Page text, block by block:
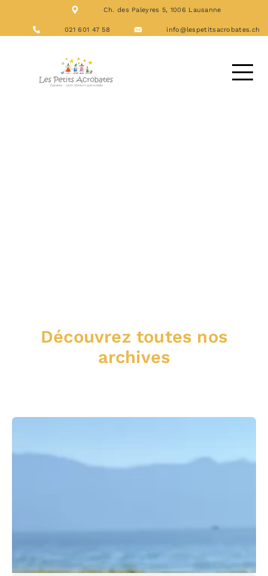
Ch. des Paleyres 5, 1006 Lausanne
021 601 47 58 info@lespetitsacrobates.ch
NOS FORMATIONS
LES REPAS
DEMANDE D’ACCUEIL
Découvrez toutes nos
archives